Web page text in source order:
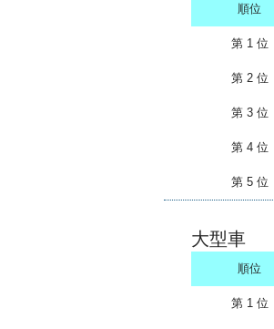
順位
第 1 位
第 2 位
第 3 位
第 4 位
第 5 位
大型車
順位
第 1 位